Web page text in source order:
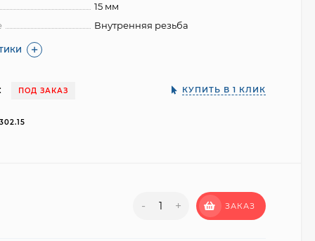
15 мм
Внутренняя резьба
ПОД ЗАКАЗ КУПИТЬ В 1 КЛИК
- + ЗАКАЗ